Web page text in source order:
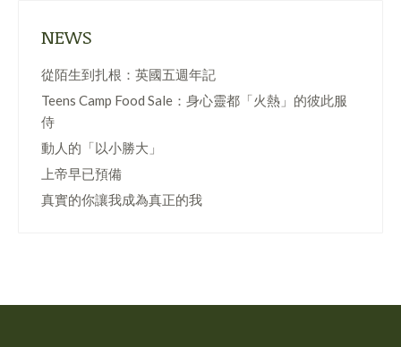
NEWS
從陌生到扎根：英國五週年記
Teens Camp Food Sale：身心靈都「火熱」的彼此服
侍
動人的「以小勝大」
上帝早已預備
真實的你讓我成為真正的我